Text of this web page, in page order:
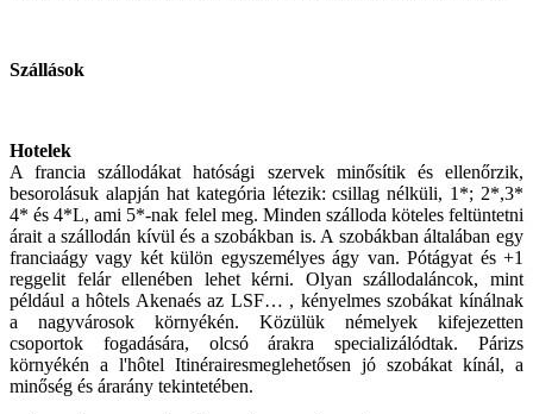
Szállások
Hotelek
A francia szállodákat hatósági szervek minősítik és ellenőrzik,
besorolásuk alapján hat kategória létezik: csillag nélküli, 1*; 2*,3*
4* és 4*L, ami 5*-nak felel meg. Minden szálloda köteles feltüntetni
árait a szállodán kívül és a szobákban is. A szobákban általában egy
franciaágy vagy két külön egyszemélyes ágy van. Pótágyat és +1
reggelit felár ellenében lehet kérni. Olyan szállodaláncok, mint
például a hôtels Akenaés az LSF… , kényelmes szobákat kínálnak
a nagyvárosok környékén. Közülük némelyek kifejezetten
csoportok fogadására, olcsó árakra specializálódtak. Párizs
környékén a l'hôtel Itinérairesmeglehetősen jó szobákat kínál, a
minőség és árarány tekintetében.